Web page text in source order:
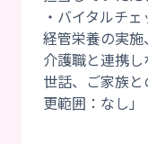
・バイタルチ
経管栄養の実施
介護職と連携
世話、ご家族